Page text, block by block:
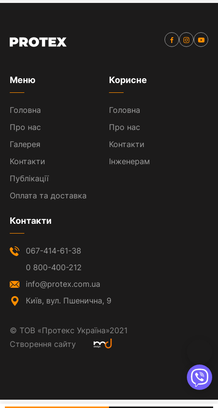
Меню
Головна
Про нас
Галерея
Контакти
Публікації
Оплата та доставка
Корисне
Головна
Про нас
Контакти
Інженерам
Контакти
067-414-61-38
0 800-400-212
info@protex.com.ua
Київ, вул. Пшенична, 9
© ТОВ «Протекс Україна»2021
Створення сайту